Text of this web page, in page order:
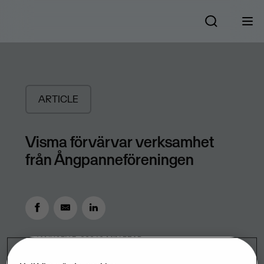
ARTICLE
Visma förvärvar verksamhet
från Ångpanneföreningen
JANUARY 3, 20060 MIN READ